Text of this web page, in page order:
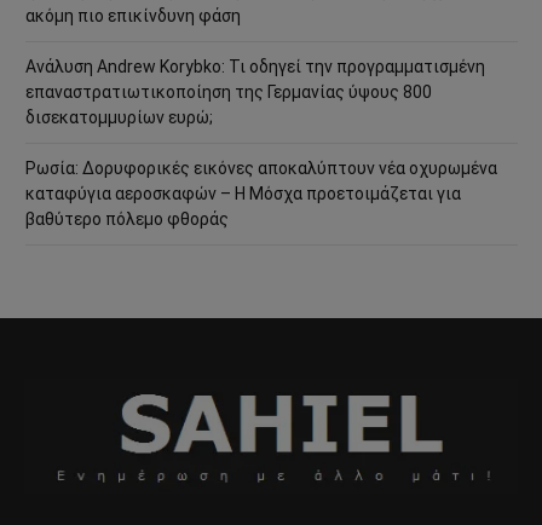
ακόμη πιο επικίνδυνη φάση
Ανάλυση Andrew Korybko: Τι οδηγεί την προγραμματισμένη
επαναστρατιωτικοποίηση της Γερμανίας ύψους 800
δισεκατομμυρίων ευρώ;
Ρωσία: Δορυφορικές εικόνες αποκαλύπτουν νέα οχυρωμένα
καταφύγια αεροσκαφών – Η Μόσχα προετοιμάζεται για
βαθύτερο πόλεμο φθοράς